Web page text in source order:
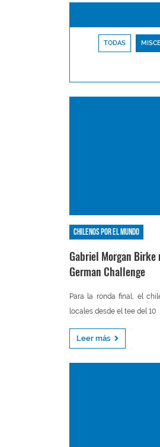
TODAS
Chilenos por el mundo
Gabriel Morgan
German Challenge
Para la ronda final, el
locales desde el tee del 10
Leer más